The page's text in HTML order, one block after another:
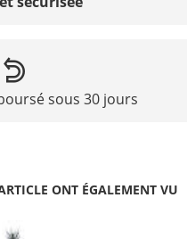
sous 30 jours
ONT ÉGALEMENT VU